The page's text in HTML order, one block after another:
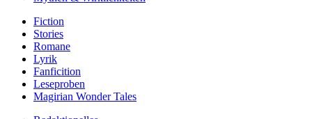
Fiction
Stories
Romane
Lyrik
Fanficition
Leseproben
Magirian Wonder Tales